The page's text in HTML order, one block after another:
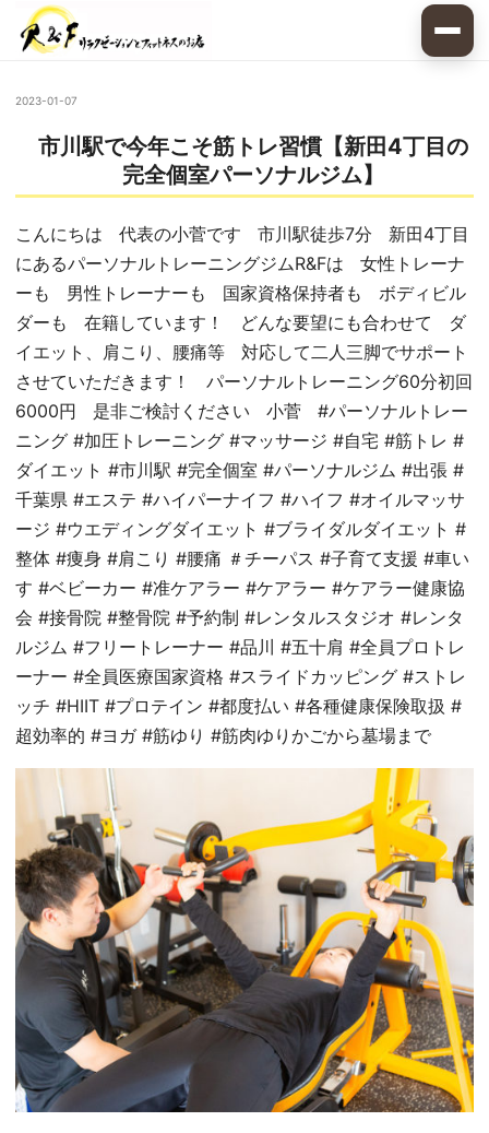
2023-01-07
市川駅で今年こそ筋トレ習慣【新田4丁目の
完全個室パーソナルジム】
こんにちは 代表の小菅です 市川駅徒歩7分 新田4丁目
にあるパーソナルトレーニングジムR&Fは 女性トレーナ
ーも 男性トレーナーも 国家資格保持者も ボディビル
ダーも 在籍しています！ どんな要望にも合わせて ダ
イエット、肩こり、腰痛等 対応して二人三脚でサポート
させていただきます！ パーソナルトレーニング60分初回
6000円 是非ご検討ください 小菅 #パーソナルトレー
ニング #加圧トレーニング #マッサージ #自宅 #筋トレ #
ダイエット #市川駅 #完全個室 #パーソナルジム #出張 #
千葉県 #エステ #ハイパーナイフ #ハイフ #オイルマッサ
ージ #ウエディングダイエット #ブライダルダイエット #
整体 #痩身 #肩こり #腰痛 ＃チーパス #子育て支援 #車い
す #ベビーカー #准ケアラー #ケアラー #ケアラー健康協
会 #接骨院 #整骨院 #予約制 #レンタルスタジオ #レンタ
ルジム #フリートレーナー #品川 #五十肩 #全員プロトレ
ーナー #全員医療国家資格 #スライドカッピング #ストレ
ッチ #HIIT #プロテイン #都度払い #各種健康保険取扱 #
超効率的 #ヨガ #筋ゆり #筋肉ゆりかごから墓場まで